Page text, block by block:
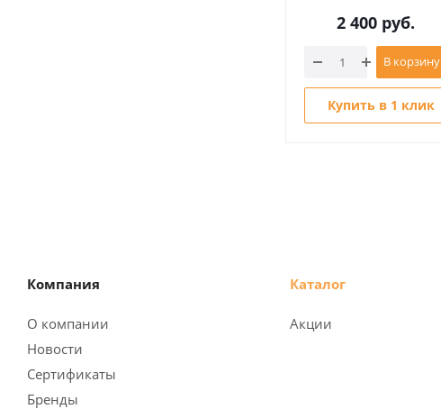
2 400 руб.
В корзину
Купить в 1 клик
Компания
О компании
Новости
Сертификаты
Бренды
Каталог
Акции